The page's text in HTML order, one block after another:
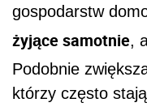
gospodarstw
żyjące samotnie ,
Podobnie
którzy często